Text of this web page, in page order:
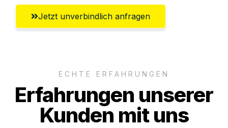
Jetzt unverbindlich anfragen
ECHTE ERFAHRUNGEN
Erfahrungen unserer
Kunden mit uns